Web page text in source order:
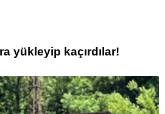
yükleyip kaçırdılar!